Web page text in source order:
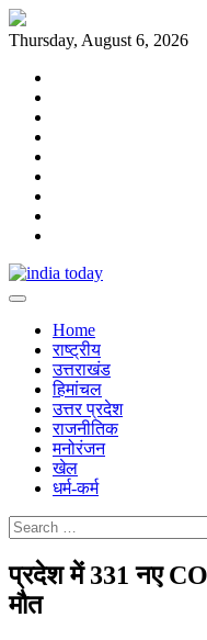
Skip
to
Thursday, August 6, 2026
Home
राष्ट्रीय
उत्तराखंड
हिमांचल
उत्तर प्रदेश
राजनीतिक
मनोरंजन
खेल
धर्म-कर्म
Search
for:
प्रदेश में 331 नए
मौत